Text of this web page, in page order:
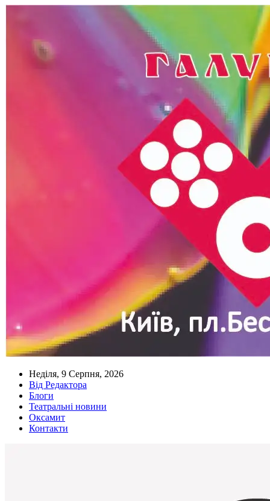
Неділя, 9 Серпня, 2026
Від Редактора
Блоги
Театральні новини
Оксамит
Контакти